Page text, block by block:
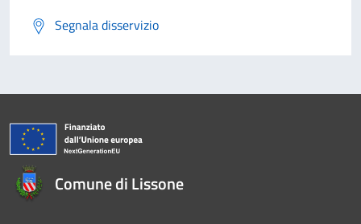
Segnala disservizio
Comune di Lissone